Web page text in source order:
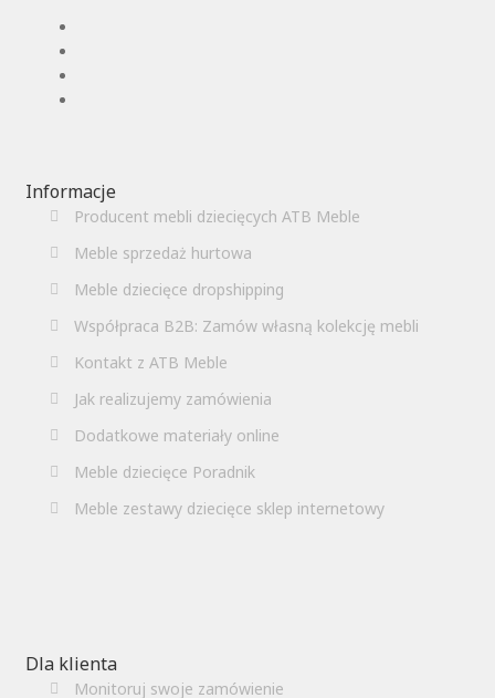
Informacje
Producent mebli dziecięcych ATB Meble
Meble sprzedaż hurtowa
Meble dziecięce dropshipping
Współpraca B2B: Zamów własną kolekcję mebli
Kontakt z ATB Meble
Jak realizujemy zamówienia
Dodatkowe materiały online
Meble dziecięce Poradnik
Meble zestawy dziecięce sklep internetowy
Dla klienta
Monitoruj swoje zamówienie